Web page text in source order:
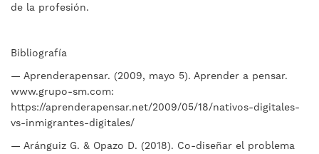
de la profesión.
Bibliografía
— Aprenderapensar. (2009, mayo 5). Aprender a pensar.
www.grupo-sm.com:
https://aprenderapensar.net/2009/05/18/nativos-digitales-
vs-inmigrantes-digitales/
— Aránguiz G. & Opazo D. (2018). Co-diseñar el problema